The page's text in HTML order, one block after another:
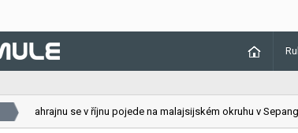
Bahrajnu se v říjnu pojede na malajsijském okruhu v Sepangu